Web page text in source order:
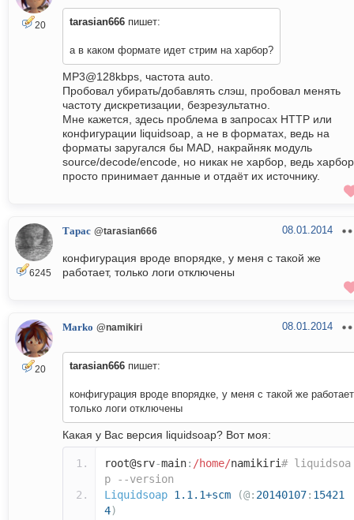
20 tarasian666 пишет:
а в каком формате идет стрим на харбор?
MP3@128kbps, частота auto.
Пробовал убирать/добавлять слэш, пробовал менять
частоту дискретизации, безрезультатно.
Мне кажется, здесь проблема в запросах HTTP или
конфигурации liquidsoap, а не в форматах, ведь на
форматы заругался бы MAD, накрайняк модуль
source/decode/encode, но никак не харбор, ведь харбор
просто принимает данные и отдаёт их источнику.
6245
Тарас @tarasian666 08.01.2014
конфигурация вроде впорядке, у меня с такой же
работает, только логи отключены
20
Marko @namikiri 08.01.2014
tarasian666 пишет:
конфигурация вроде впорядке, у меня с такой же
только логи отключены
Какая у Вас версия liquidsoap? Вот моя:
root@srv-main: /home/namikiri# liquidsoa
p --version
Liquidsoap 1.1.1+scm (@: 20140107: 15421
4)